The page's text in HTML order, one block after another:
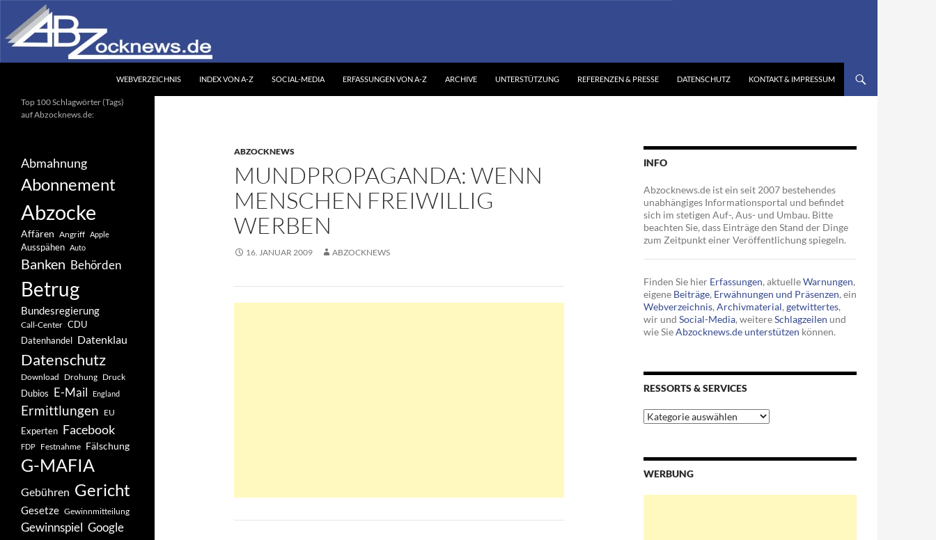
Inhalt
springen
WEBVERZEICHNIS INDEX VON A-Z SOCIAL-MEDIA ERFASSUNGEN VON A-Z ARCHIVE UNTERSTÜTZUNG REFERENZEN & PRESSE DATENSCHUTZ KONTAKT & IMPRESSUM
ABZOCKNEWS
MUNDPROPAGANDA: WENN
MENSCHEN FREIWILLIG
WERBEN
16. JANUAR 2009 ABZOCKNEWS
INFO
Abzocknews.de ist ein seit 2007 bestehendes
unabhängiges Informationsportal und befindet
sich im stetigen Auf-, Aus- und Umbau. Bitte
beachten Sie, dass Einträge den Stand der Dinge
zum Zeitpunkt einer Veröffentlichung spiegeln.
Finden Sie hier Erfassungen, aktuelleWarnungen,
eigene Beiträge, Erwähnungen und Präsenzen, ein
Webverzeichnis, Archivmaterial, getwittertes,
wir und Social-Media, weitereSchlagzeilen und
wie SieAbzocknews.de unterstützen können.
RESSORTS & SERVICES
Ressorts
&
WERBUNG
Ihr unabhängiges
Informationsportal
Top 100 Schlagwörter (Tags)
auf Abzocknews.de:
Abmahnung
Abonnement
Abzocke
Affären Angriff Apple
Ausspähen Auto
Banken Behörden
Betrug
Bundesregierung
Call-Center CDU
Datenhandel Datenklau
Datenschutz
Download Drohung Druck
Dubios E-Mail England
Ermittlungen EU
Experten Facebook
FDP Festnahme Fälschung
G-MAFIA
Gebühren Gericht
Gesetze Gewinnmitteilung
Gewinnspiel Google